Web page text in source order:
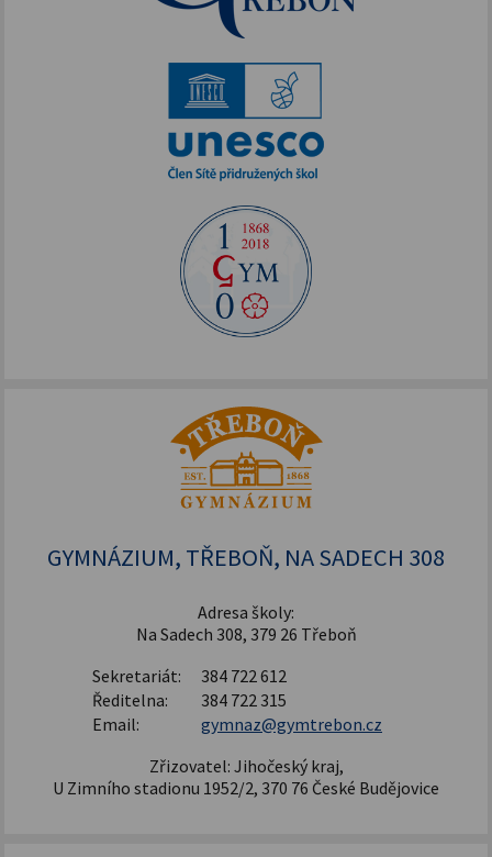
Podpora vzdělávání
Škola bez hranic
Půdní vestavba
Přírodovědné pobytové kurzy
Jazykové kompetence
Archív projektů
Zdravý životní styl
Akce podpořené FOTOS
Alej Toma Schreckera
FOTOSKOP
GYMNÁZIUM, TŘEBOŇ, NA SADECH 308
Adresa školy:
Na Sadech 308, 379 26 Třeboň
Sekretariát:
384 722 612
Ředitelna:
384 722 315
Email:
gymnaz@gymtrebon.cz
Zřizovatel: Jihočeský kraj,
U Zimního stadionu 1952/2, 370 76 České Budějovice